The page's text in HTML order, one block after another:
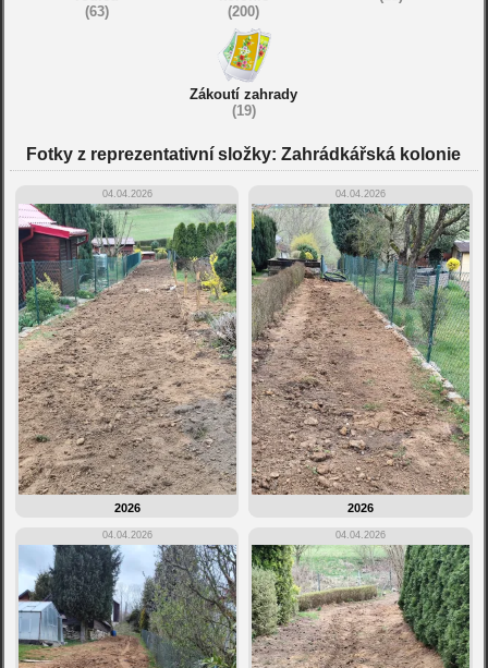
(63)
(200)
Zákoutí zahrady
(19)
Fotky z reprezentativní složky: Zahrádkářská kolonie
04.04.2026
2026
04.04.2026
2026
04.04.2026 04.04.2026